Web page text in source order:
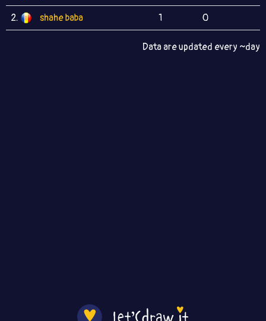
2. shahe baba 1 0
Data are updated every ~day